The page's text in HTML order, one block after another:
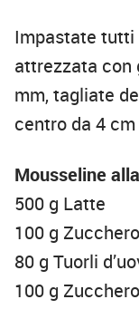
Impastate tutti
attrezzata con
mm, tagliate
centro da 4
Mousseline
500 g Latte
100 g
80 g Tuorli
100 g